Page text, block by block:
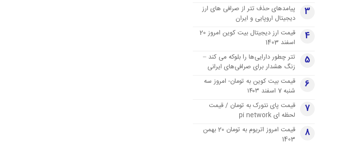
3
پیامدهای حذف تتر از صرافی های ارز
دیجیتال اروپایی و ایران
4
قیمت ارز دیجیتال بیت کوین امروز 20
اسفند 1403
5
تتر چطور دارایی‌ها را بلوکه می کند –
زنگ هشدار برای صرافی‌های ایرانی
6
قیمت بیت کوین به تومان- امروز سه
شنبه 7 اسفند ۱۴۰۳
7
قیمت پای نتورک به تومان / قیمت
لحظه ای pi network
8
قیمت امروز اتریوم به تومان 20 بهمن
1403